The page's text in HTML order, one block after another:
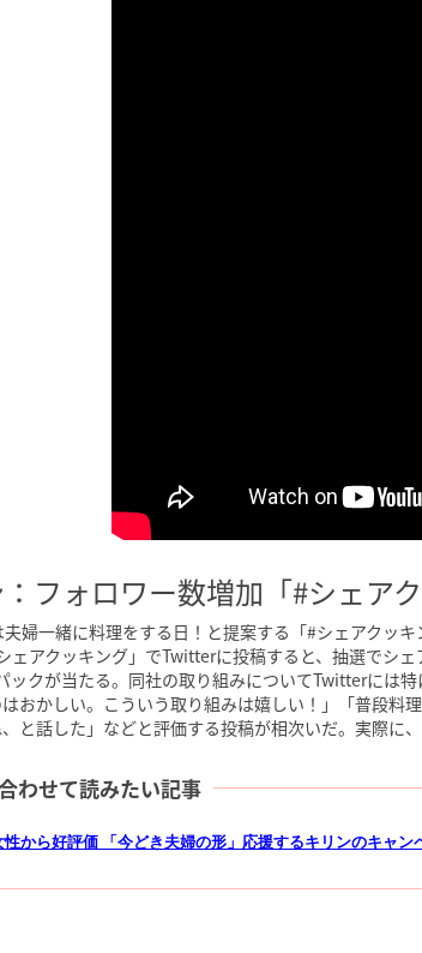
フォロワー数増加「#シェアク
婦一緒に料理をする日！と提案する「#シェアクッ
ェアクッキング」でTwitterに投稿すると、抽選でシ
ックが当たる。同社の取り組みについてTwitterには
おかしい。こういう取り組みは嬉しい！」「普段料
と話した」などと評価する投稿が相次いだ。実際に
わせて読みたい記事
性から好評価 「今どき夫婦の形」応援するキリンのキャン